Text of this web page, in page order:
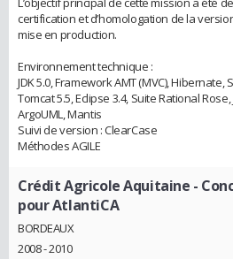
certification et d’homologation de la
mise en production.
Environnement technique :
JDK 5.0, Framework AMT (MVC), Hibernate,
Tomcat 5.5, Eclipse 3.4, Suite Rational
ArgoUML, Mantis
Suivi de version : ClearCase
Méthodes AGILE
Crédit Agricole Aquitaine -
pour AtlantiCA
BORDEAUX
2008 - 2010